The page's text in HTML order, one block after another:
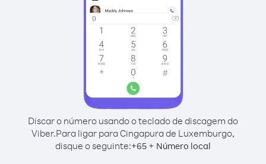
Discar o número usando o teclado de discagem do
Viber.Para ligar para Cingapura de Luxemburgo,
disque o seguinte:+65 + Número local